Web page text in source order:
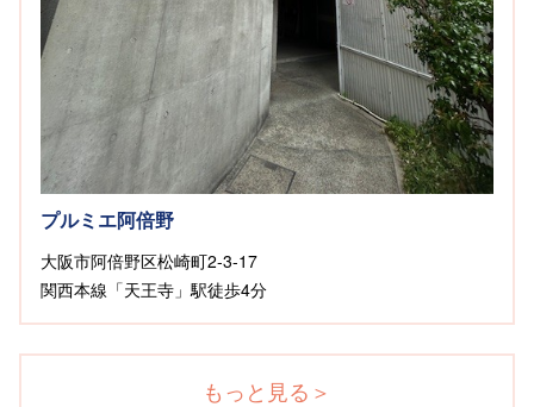
プルミエ阿倍野
大阪市阿倍野区松崎町2-3-17
関西本線「天王寺」駅徒歩4分
もっと見る ＞